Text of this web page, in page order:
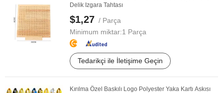
Delik Izgara Tahtası
$1,27 / Parça
Minimum miktar:1 Parça
Tedarikçi ile İletişime Geçin
Kırılma Özel Baskılı Logo Polyester Yaka Kartı Askısı